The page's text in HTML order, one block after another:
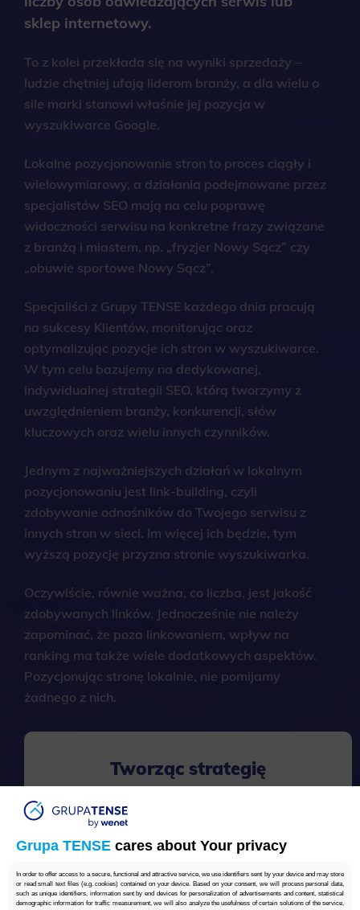
Grupa TENSE cares about Your privacy
In order to offer access to a secure, functional and attractive service, we use identifiers sent by your device and may store
or read small text files (e.g. cookies) contained on your device. Based on your consent, we will process personal data,
such as unique identifiers, information sent by end devices for personalization of advertisements and content, statistical
demographic information for traffic measurement, we will also analyze the usefulness of certain solutions of the service,
sklep internetowy.
To z kolei przekłada się na wyniki sprzedaży –
ludzie chętniej ufają liderom branży, a dla wielu o
sile marki stanowi właśnie jej pozycja w
wyszukiwarce Google.
Lokalne pozycjonowanie stron to proces ciągły i
wielowymiarowy, a działania podejmowane przez
specjalistów SEO mają na celu poprawę
widoczności serwisu na konkretne frazy związane
z branżą i miastem, np. „fryzjer Nowy Sącz” czy
„obuwie sportowe Nowy Sącz”.
Specjaliści z Grupy TENSE każdego dnia pracują
na sukcesy Klientów, monitorując oraz
optymalizując pozycje ich stron w wyszukiwarce.
W tym celu bazujemy na dedykowanej,
indywidualnej strategii SEO, którą tworzymy z
uwzględnieniem branży, konkurencji, słów
kluczowych oraz wielu innych czynników.
Jednym z najważniejszych działań w lokalnym
pozycjonowaniu jest link-building, czyli
zdobywanie odnośników do Twojego serwisu z
innych stron w sieci. Im więcej ich będzie, tym
wyższą pozycję przyzna stronie wyszukiwarka.
Oczywiście, równie ważna, co liczba, jest jakość
zdobywanych linków. Jednocześnie nie należy
zapominać, że poza linkowaniem, wpływ na
ranking ma także wiele dodatkowych aspektów.
Pozycjonując stronę lokalnie, nie pomijamy
żadnego z nich.
Tworząc strategię
pozycjonowania lokalnego,
bierzemy pod uwagę: